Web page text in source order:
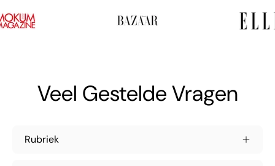
Veel Gestelde Vragen
Rubriek